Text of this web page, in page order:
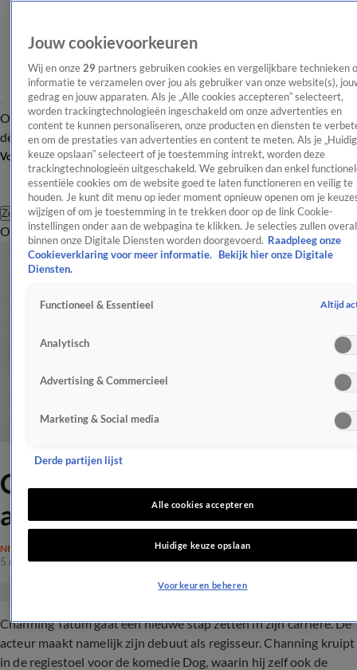
OverzichtAfleveringen Entertainment TV Algemeen
Tip
de redactieNieuwsbrief
Volg Shownieuws
Zoeken
OverzichtEntertainmentSpraakmakendRealityCrimeVideo's
Channing Tatum debuteert
als regisseur
NIEUWS
5 nov 2019, 20:39
Channing Tatum gaat een nieuwe stap zetten in zijn carrière. De
acteur maakt namelijk zijn debuut als regisseur. Channing kruipt
in de regiestoel voor de komedie Dog, waarin hij zelf ook de
Jouw cookievoorkeuren
Wij en onze 29 partners gebruiken cookies en vergelijkbare technieken
informatie te verzamelen over jou als gebruiker van onze website(s),
gedrag en jouw apparaten. Als je „Alle cookies accepteren” selecteert,
worden trackingtechnologieën ingeschakeld om onze advertenties en
content te kunnen personaliseren, onze producten en diensten te
en om de prestaties van advertenties en content te meten. Als je
keuze opslaan” selecteert of je toestemming intrekt, worden deze
trackingtechnologieën uitgeschakeld. We gebruiken dan enkel
essentiële cookies om de website goed te laten functioneren en veilig te
houden. Je kunt dit menu op ieder moment opnieuw openen om je
wijzigen of om je toestemming in te trekken door op de link Cookie-
instellingen onder aan de webpagina te klikken. Je selecties zullen overal
binnen onze Digitale Diensten worden doorgevoerd. Raadpleeg onze
Cookieverklaring voor meer informatie.
Bekijk hier onze Digitale
Diensten.
Functioneel & Essentieel Altijd
Analytisch
Advertising & Commercieel
Marketing & Social media
Derde partijen lijst
Alle cookies accepteren
Huidige keuze opslaan
Voorkeuren beheren